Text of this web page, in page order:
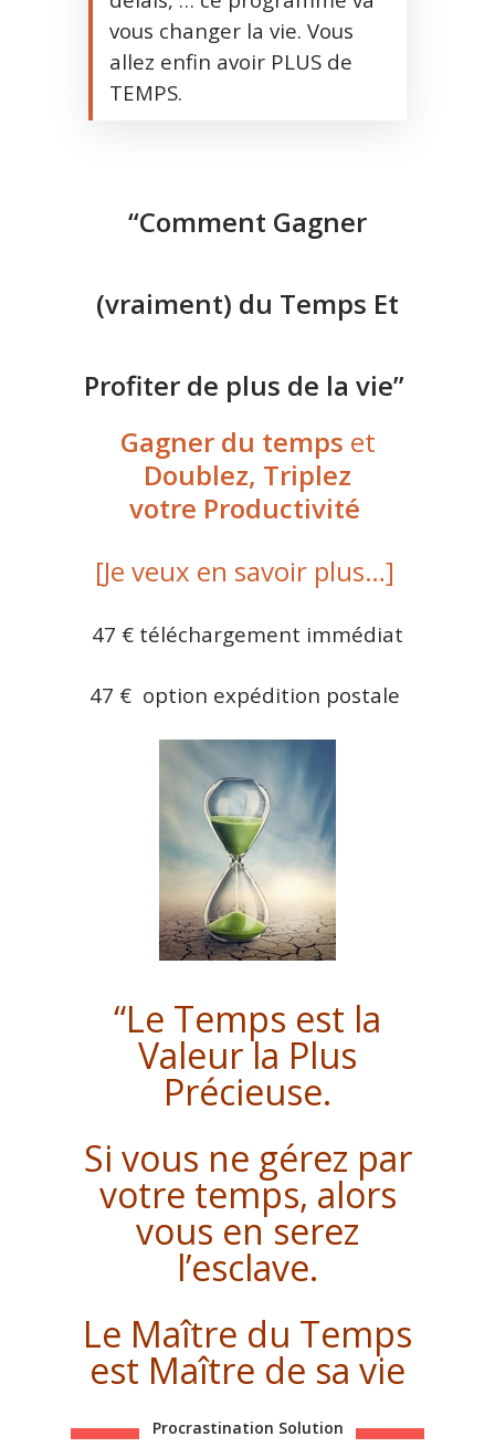
vous changer la vie. Vous
allez enfin avoir PLUS de
TEMPS.
“Comment Gagner
(vraiment) du Temps Et
Profiter de plus de la vie”
Gagner du temps et
Doublez, Triplez
votre Productivité
[Je veux en savoir plus…]
47 € téléchargement immédiat
47 € option expédition postale
“Le Temps est la
Valeur la Plus
Précieuse.
Si vous ne gérez par
votre temps, alors
vous en serez
l’esclave.
Le Maître du Temps
est Maître de sa vie
Procrastination Solution